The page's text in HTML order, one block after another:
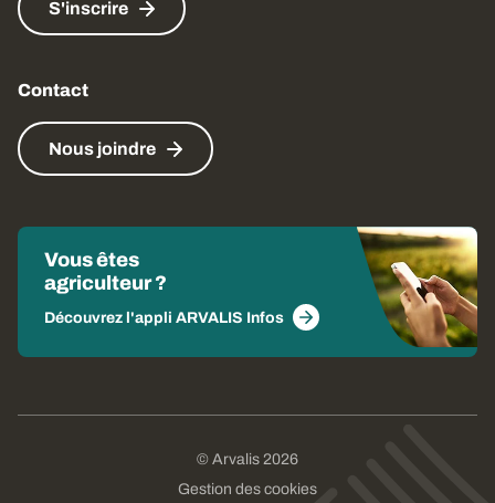
S'inscrire
Contact
Nous joindre
Vous êtes
agriculteur ?
Découvrez l'appli ARVALIS Infos
© Arvalis 2026
Gestion des cookies